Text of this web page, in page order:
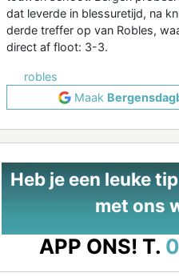
dat leverde in blessuretijd, na
derde treffer op van Robles,
direct af floot: 3-3.
robles
Maak
Heb je een leuke
met ons
APP ONS! T.